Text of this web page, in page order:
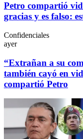
Petro compartió
gracias y es falso:
Confidenciales
ayer
“Extrañan a su
también cayó en
compartió Petro